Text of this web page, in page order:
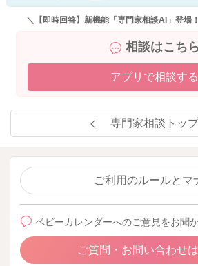
＼【即時回答】新機能「専門家相談AI」登場
相談はこちら
アプリで相談する
専門家相談トッ
ご利用のルールとマ
ベビーカレンダーへのご意見をお聞
ご質問・お問い合わせ